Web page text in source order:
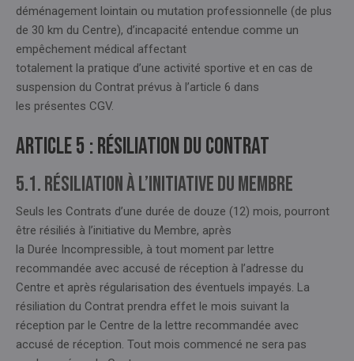
déménagement lointain ou mutation professionnelle (de plus
de 30 km du Centre), d’incapacité entendue comme un
empêchement médical affectant
totalement la pratique d’une activité sportive et en cas de
suspension du Contrat prévus à l’article 6 dans
les présentes CGV.
Article 5 : RÉSILIATION DU CONTRAT
5.1. Résiliation à l’initiative du Membre
Seuls les Contrats d’une durée de douze (12) mois, pourront
être résiliés à l’initiative du Membre, après
la Durée Incompressible, à tout moment par lettre
recommandée avec accusé de réception à l’adresse du
Centre et après régularisation des éventuels impayés. La
résiliation du Contrat prendra effet le mois suivant la
réception par le Centre de la lettre recommandée avec
accusé de réception. Tout mois commencé ne sera pas